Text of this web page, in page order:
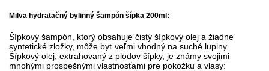
Milva hydratačný bylinný šampón šípka 200ml:
Šípkový šampón, ktorý obsahuje čistý šípkový olej a žiadne
syntetické zložky, môže byť veľmi vhodný na suché lupiny.
Šípkový olej, extrahovaný z plodov šípky, je známy svojimi
mnohými prospešnými vlastnosťami pre pokožku a vlasy: